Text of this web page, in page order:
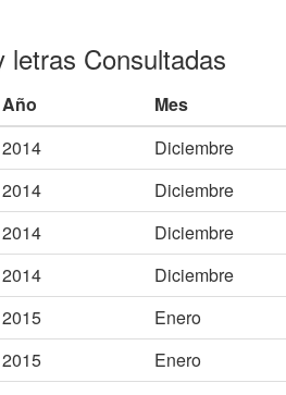
letras Consultadas
Año
Mes
2014
Diciembre
2014
Diciembre
2014
Diciembre
2014
Diciembre
2015
Enero
2015
Enero